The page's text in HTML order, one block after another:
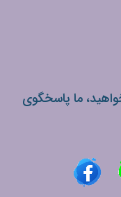
ما پاسخگوی